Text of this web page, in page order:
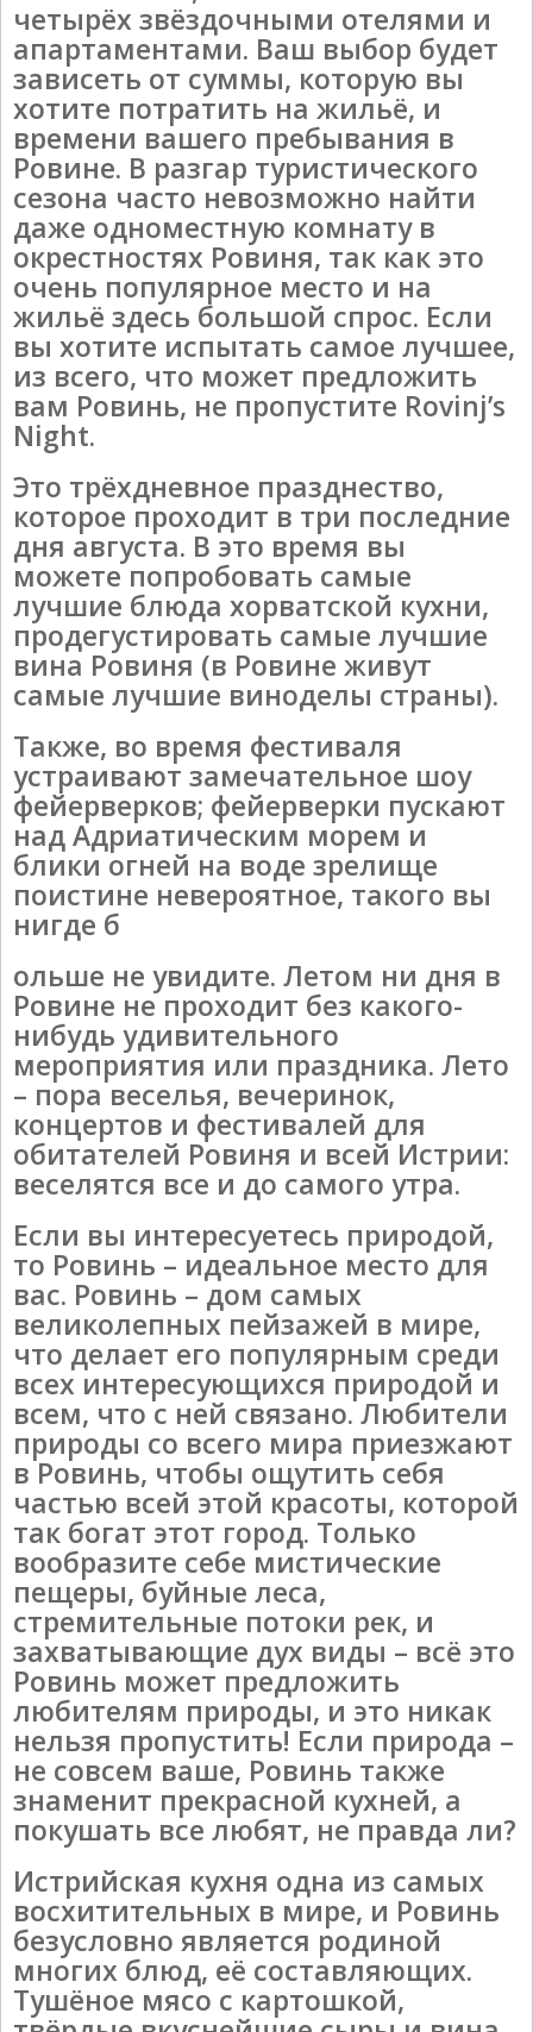
четырёх звёздочными отелями и
апартаментами. Ваш выбор будет
зависеть от суммы, которую вы
хотите потратить на жильё, и
времени вашего пребывания в
Ровине. В разгар туристического
сезона часто невозможно найти
даже одноместную комнату в
окрестностях Ровиня, так как это
очень популярное место и на
жильё здесь большой спрос. Если
вы хотите испытать самое лучшее,
из всего, что может предложить
вам Ровинь, не пропустите Rovinj’s
Night.
Это трёхдневное празднество,
которое проходит в три последние
дня августа. В это время вы
можете попробовать самые
лучшие блюда хорватской кухни,
продегустировать самые лучшие
вина Ровиня (в Ровине живут
самые лучшие виноделы страны).
Также, во время фестиваля
устраивают замечательное шоу
фейерверков; фейерверки пускают
над Адриатическим морем и
блики огней на воде зрелище
поистине невероятное, такого вы
нигде б
ольше не увидите. Летом ни дня в
Ровине не проходит без какого-
нибудь удивительного
мероприятия или праздника. Лето
– пора веселья, вечеринок,
концертов и фестивалей для
обитателей Ровиня и всей Истрии:
веселятся все и до самого утра.
Если вы интересуетесь природой,
то Ровинь – идеальное место для
вас. Ровинь – дом самых
великолепных пейзажей в мире,
что делает его популярным среди
всех интересующихся природой и
всем, что с ней связано. Любители
природы со всего мира приезжают
в Ровинь, чтобы ощутить себя
частью всей этой красоты, которой
так богат этот город. Только
вообразите себе мистические
пещеры, буйные леса,
стремительные потоки рек, и
захватывающие дух виды – всё это
Ровинь может предложить
любителям природы, и это никак
нельзя пропустить! Если природа –
не совсем ваше, Ровинь также
знаменит прекрасной кухней, а
покушать все любят, не правда ли?
Истрийская кухня одна из самых
восхитительных в мире, и Ровинь
безусловно является родиной
многих блюд, её составляющих.
Тушёное мясо с картошкой,